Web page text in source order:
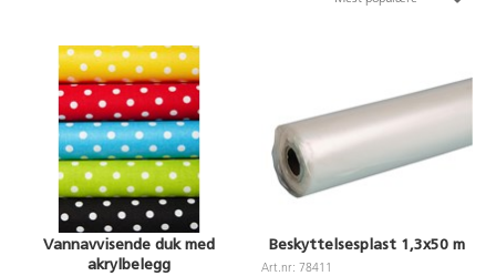
Vannavvisende duk med
akrylbelegg
Beskyttelsesplast 1,3x50 m
Art.nr: 78411